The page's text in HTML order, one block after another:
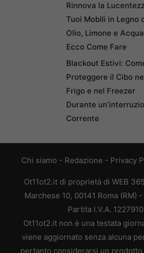
Rinnova la
Tuoi Mobili in Legno
Olio, Limone e
Ecco Come Fare
Blackout Estivi:
Proteggere il Cibo
Frigo e nel Freezer
Durante
Corrente
Chi siamo - Redazione - Privacy
Ot11ot2.it di proprietà di WEB
Marchese 10, 00141 Roma (RM)
Partita I.V.A.
Ot11ot2.it non è una testata
viene aggiornato senza alcuna
pertanto considerarsi un